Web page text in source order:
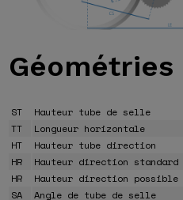
Géométries
ST
Hauteur tube de selle
TT
Longueur horizontale
HT
Hauteur tube direction
HR
Hauteur direction standard
HR
Hauteur direction possible
SA
Angle de tube de selle